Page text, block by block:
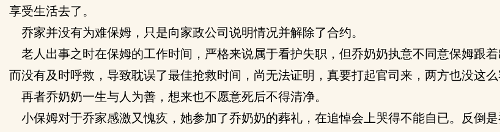
享受生活去了。
乔家并没有为难保姆，只是向家政公司说明情况并解除了合约。
老人出事之时在保姆的工作时间，严格来说属于看护失职，但乔奶奶执意不同意保姆跟
而没有及时呼救，导致耽误了最佳抢救时间，尚无法证明，真要打起官司来，两方也没这么
再者乔奶奶一生与人为善，想来也不愿意死后不得清净。
小保姆对于乔家感激又愧疚，她参加了乔奶奶的葬礼，在追悼会上哭得不能自已。反倒是